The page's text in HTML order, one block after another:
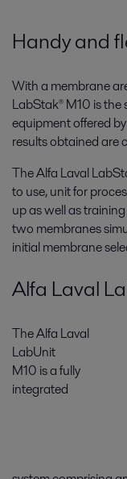
Handy and
With a membrane
LabStak® M10 is
equipment offered
results obtained are
The Alfa Laval
to use, unit for
up as well as
two membranes
initial membrane
Alfa Laval
The Alfa Laval
LabUnit
M10 is a fully
integrated